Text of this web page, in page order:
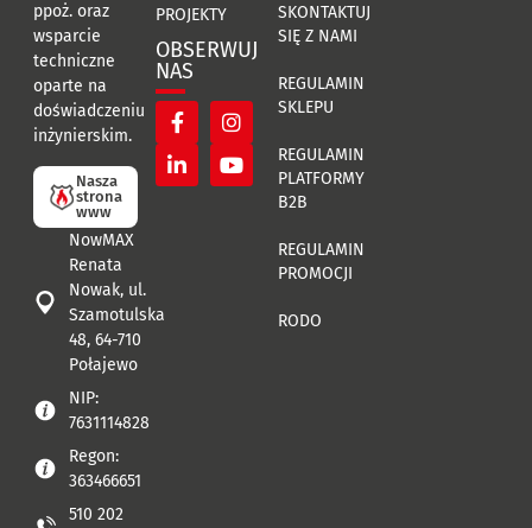
ppoż. oraz
wsparcie
techniczne
oparte na
doświadczeniu
inżynierskim.
Nasza
strona
www
NowMAX
Renata
Nowak, ul.
Szamotulska
48, 64-710
Połajewo
NIP:
7631114828
Regon:
363466651
510 202
PROJEKTY
OBSERWUJ
NAS
SKONTAKTUJ
SIĘ Z NAMI
REGULAMIN
SKLEPU
REGULAMIN
PLATFORMY
B2B
REGULAMIN
PROMOCJI
RODO